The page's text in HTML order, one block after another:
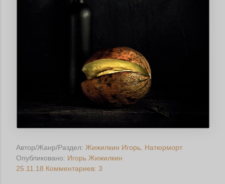
Автор/Жанр/Раздел: Жижилкин Игорь Натюрморт
Опубликовано: Игорь Жижилкин
25.11.18 Комментариев: 3